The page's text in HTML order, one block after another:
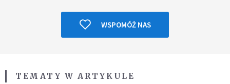
WSPOMÓŻ NAS
TEMATY W ARTYKULE